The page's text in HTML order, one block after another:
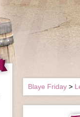
Blaye Friday >